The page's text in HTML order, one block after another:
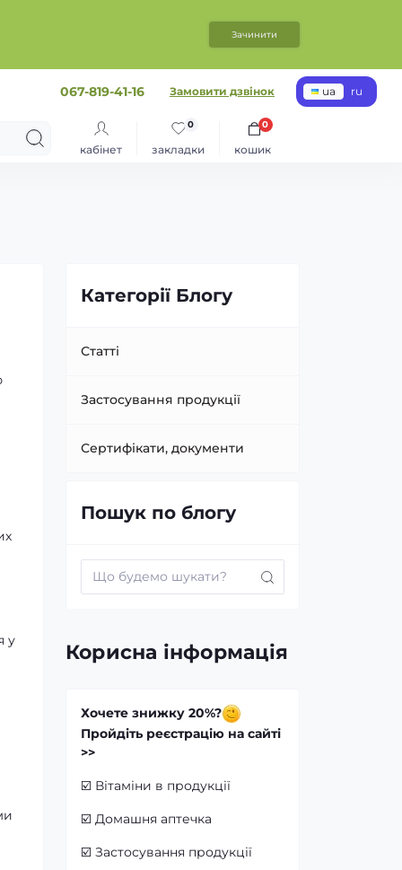
Зачинити
067-819-41-16 Замовити дзвінок ua ru
кабінет закладки
0
кошик
0
у
Категорії Блогу
Статті
Застосування продукції
Сертифікати, документи
Пошук по блогу
Корисна інформація
Хочете знижку 20%?
Пройдіть реєстрацію на сайті
>>
☑️ Вітаміни в продукції
☑️ Домашня аптечка
☑️ Застосування продукції